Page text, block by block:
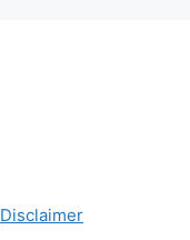
Disclaimer